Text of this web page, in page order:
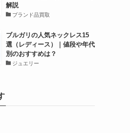
解説
ブランド品買取
ブルガリの人気ネックレス15
選（レディース）｜値段や年代
別のおすすめは？
ジュエリー